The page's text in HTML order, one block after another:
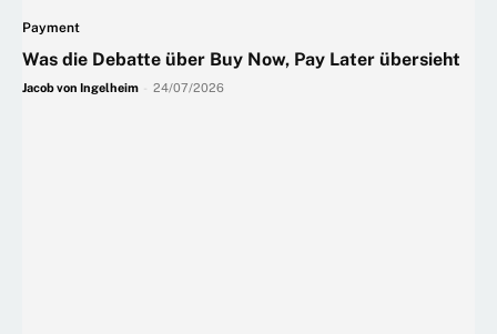
Payment
Was die Debatte über Buy Now, Pay Later übersieht
Jacob von Ingelheim 24/07/2026